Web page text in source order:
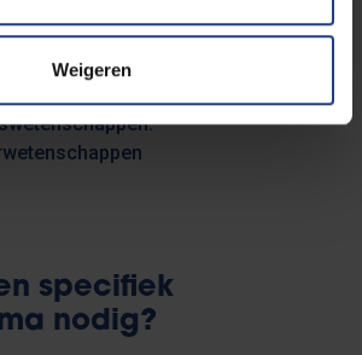
Weigeren
Informatica
naar de
specifiek
nodig?